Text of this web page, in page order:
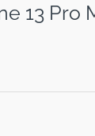
13 Pro